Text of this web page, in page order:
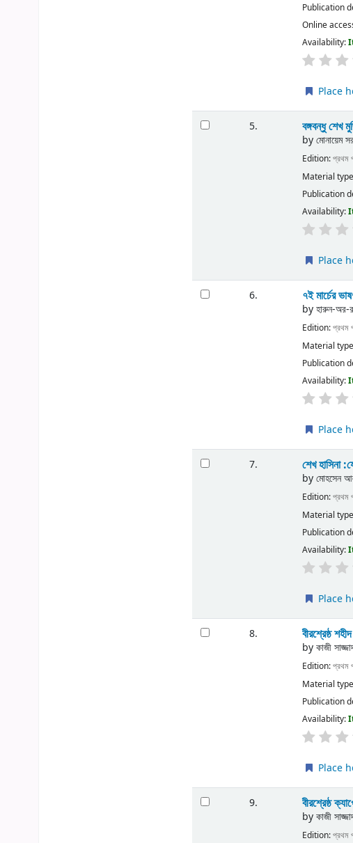
Publication
Online
Availability:
Place
5. বঙ্গবন্ধু শেখ
byমোনায়েম
Edition:প্রথম
Material
Publication
Availability:
Place
6. ৭ই মার্চের
byহারুন-অর-
Edition:প্রথম
Material
Publication
Availability:
Place
7. শেখ হাসিনা
byমোহসেন
Edition:প্রথম
Material
Publication
Availability:
Place
8. বীরশ্রেষ্ঠ
byকাজী
Edition:প্রথম
Material
Publication
Availability:
Place
9. বীরশ্রেষ্ঠ
byকাজী
Edition:প্রথম